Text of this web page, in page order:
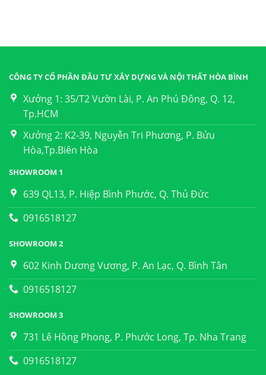
CÔNG TY CỔ PHẦN ĐẦU TƯ XÂY DỰNG VÀ NỘI THẤT HÒA BÌNH
Xưởng 1: 35/T2 Vườn Lài, P. An Phú Đông, Q. 12,
Tp.HCM
Xưởng 2: K2-39, Nguyễn Tri Phương, P. Bửu
Hòa,Tp.Biên Hòa
SHOWROOM 1
639 QL13, P. Hiệp Bình Phước, Q. Thủ Đức
0916518127
SHOWROOM 2
602 Kinh Dương Vương, P. An Lạc, Q. Bình Tân
0916518127
SHOWROOM 3
731 Lê Hồng Phong, P. Phước Long, Tp. Nha Trang
0916518127